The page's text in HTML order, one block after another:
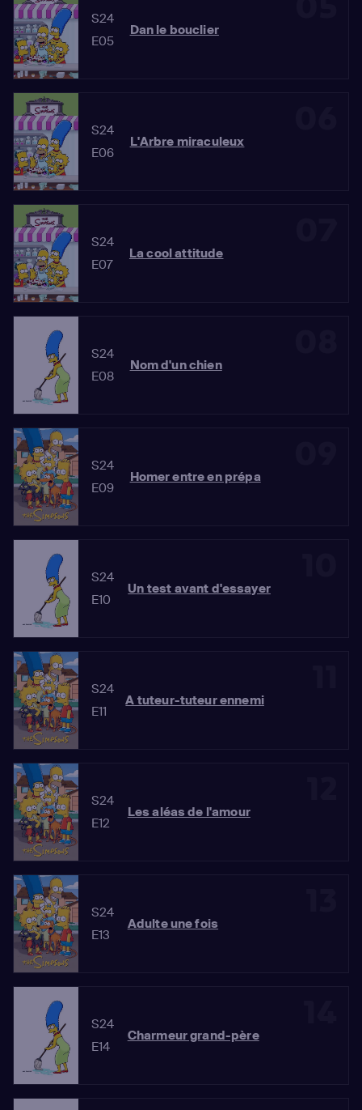
S24
E05
Dan le bouclier
S24
E06
L'Arbre miraculeux
S24
E07
La cool attitude
S24
E08
Nom d'un chien
S24
E09
Homer entre en prépa
S24
E10
Un test avant d'essayer
S24
E11
A tuteur-tuteur ennemi
S24
E12
Les aléas de l'amour
S24
E13
Adulte une fois
S24
E14
Charmeur grand-père